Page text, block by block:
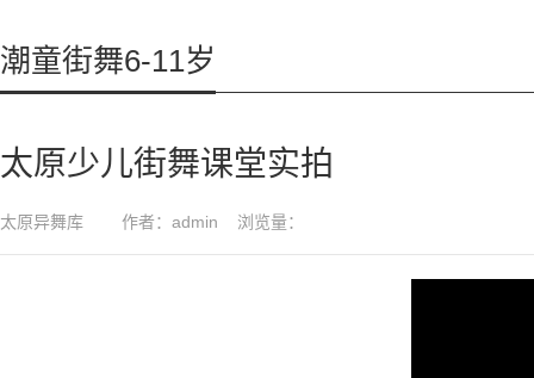
潮童街舞6-11岁
太原少儿街舞课堂实拍
太原异舞库 作者：admin 浏览量：